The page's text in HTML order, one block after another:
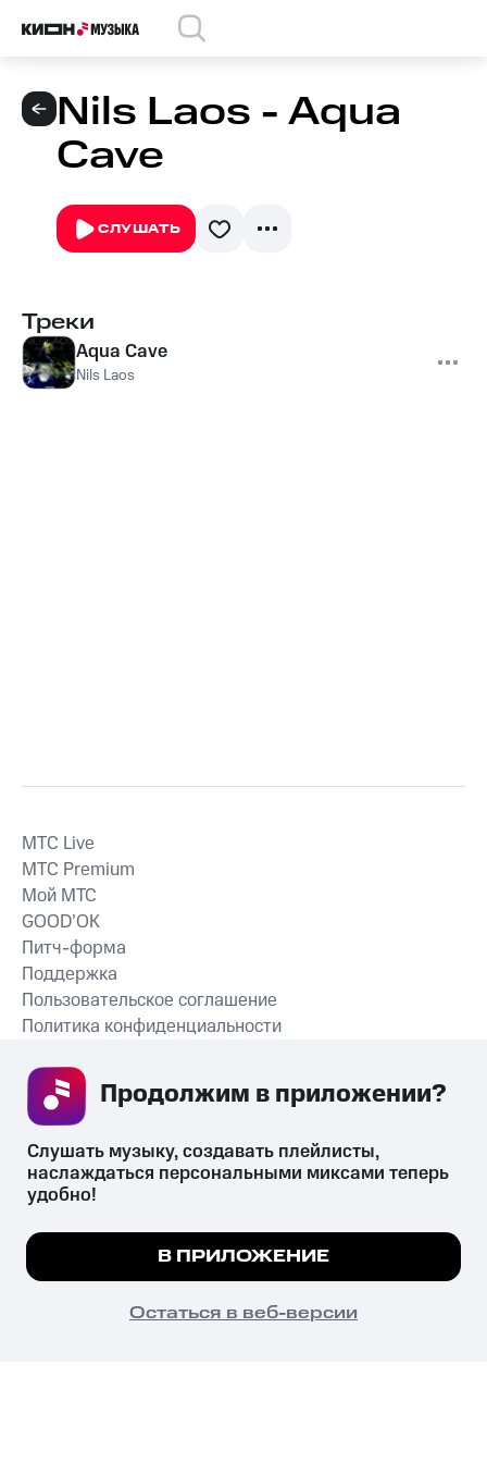
Nils Laos - Aqua
Cave
СЛУШАТЬ
Треки
Aqua Cave
Nils Laos
СКАЧАТЬ ПРИЛОЖЕНИЕ
MTС Live
MTС Premium
Мой МТС
GOOD’OK
Питч-форма
Поддержка
Пользовательское соглашение
Политика конфиденциальности
психотропных веществ, их аналогов причиняет вред здоровью,
их незаконный оборот запрещён и влечёт установленную
законодательством ответственность.
© 2026 ООО «КИОН».
Все права защищены
Мы используем куки, чтобы на сайте все
Подробнее
ПОНЯТНО
Слушать музыку, создавать плейлисты,
наслаждаться персональными миксами теперь
удобно!
В ПРИЛОЖЕНИЕ
Остаться в веб-версии